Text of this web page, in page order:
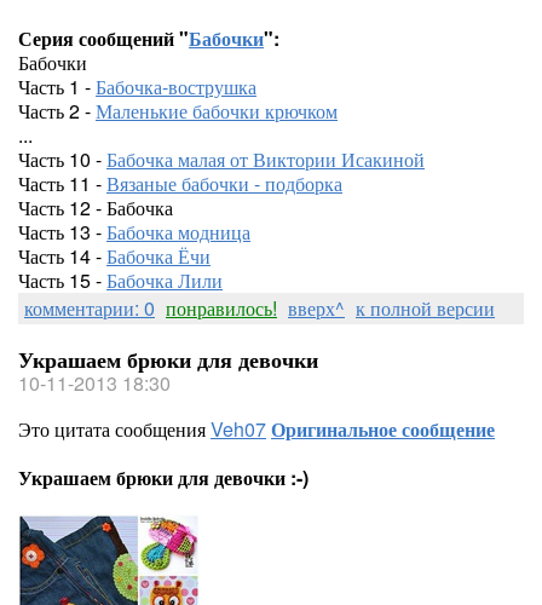
Серия сообщений "Бабочки":
Бабочки
Часть 1 -Бабочка-вострушка
Часть 2 -Маленькие бабочки крючком
...
Часть 10 -Бабочка малая от Виктории Исакиной
Часть 11 -Вязаные бабочки - подборка
Часть 12 - Бабочка
Часть 13 -Бабочка модница
Часть 14 -Бабочка Ёчи
Часть 15 -Бабочка Лили
комментарии: 0 понравилось! вверх^ к полной версии
Украшаем брюки для девочки
10-11-2013 18:30
Это цитата сообщенияVeh07Оригинальное сообщение
Украшаем брюки для девочки :-)